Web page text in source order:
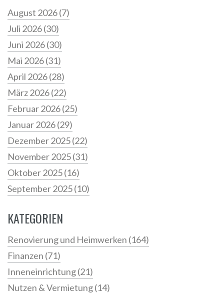
August 2026(7)
Juli 2026(30)
Juni 2026(30)
Mai 2026(31)
April 2026(28)
März 2026(22)
Februar 2026(25)
Januar 2026(29)
Dezember 2025(22)
November 2025(31)
Oktober 2025(16)
September 2025(10)
KATEGORIEN
Renovierung und Heimwerken (164)
Finanzen (71)
Inneneinrichtung(21)
Nutzen & Vermietung(14)